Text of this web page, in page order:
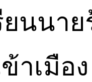
ยนนา
าเมือ